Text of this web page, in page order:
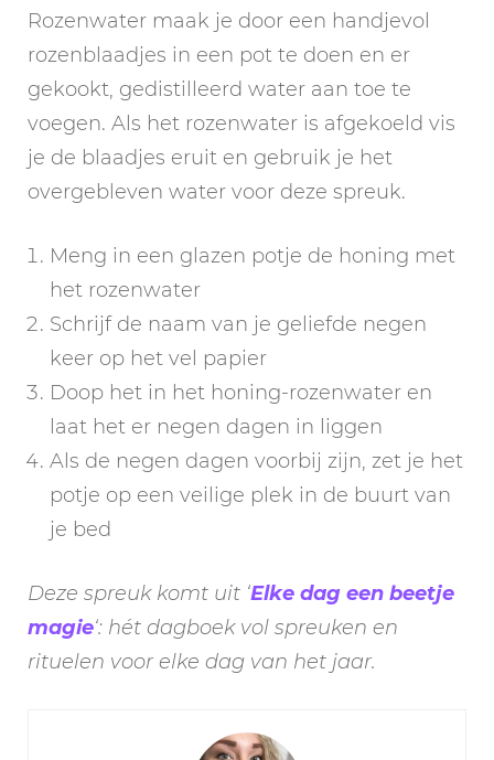
Rozenwater maak je door een handjevol
rozenblaadjes in een pot te doen en er
gekookt, gedistilleerd water aan toe te
voegen. Als het rozenwater is afgekoeld vis
je de blaadjes eruit en gebruik je het
overgebleven water voor deze spreuk.
Meng in een glazen potje de honing met
het rozenwater
Schrijf de naam van je geliefde negen
keer op het vel papier
Doop het in het honing-rozenwater en
laat het er negen dagen in liggen
Als de negen dagen voorbij zijn, zet je het
potje op een veilige plek in de buurt van
je bed
Deze spreuk komt uit ‘Elke dag een beetje
magie‘: hét dagboek vol spreuken en
rituelen voor elke dag van het jaar.